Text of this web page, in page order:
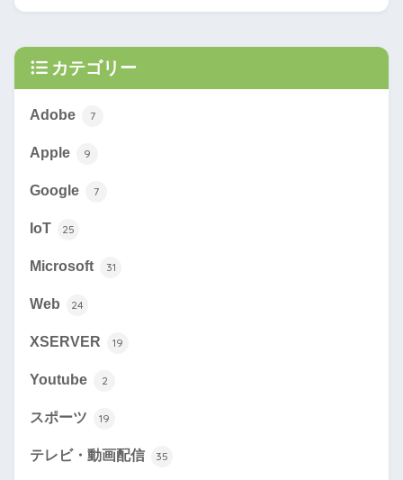
カテゴリー
Adobe 7
Apple 9
Google 7
IoT 25
Microsoft 31
Web 24
XSERVER 19
Youtube 2
スポーツ 19
テレビ・動画配信 35